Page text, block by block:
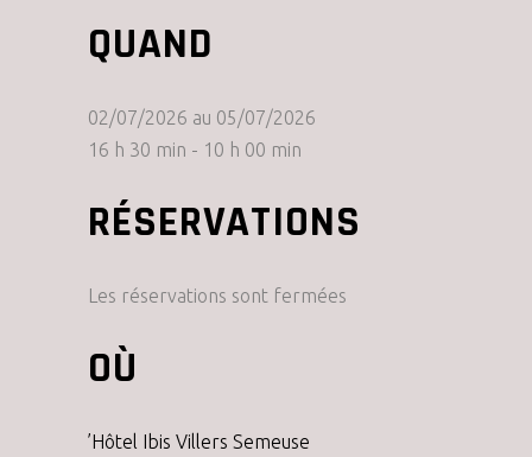
QUAND
02/07/2026 au 05/07/2026
16 h 30 min - 10 h 00 min
RÉSERVATIONS
Les réservations sont fermées
OÙ
’Hôtel Ibis Villers Semeuse